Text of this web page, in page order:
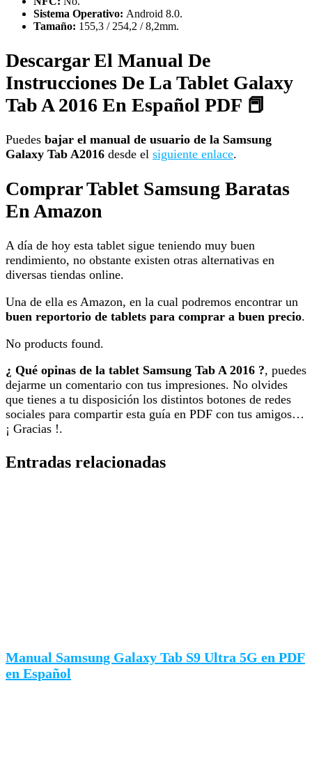
Sistema Operativo: Android 8.0.
Tamaño: 155,3 / 254,2 / 8,2mm.
Descargar El Manual De
Instrucciones De La Tablet Galaxy
Tab A 2016 En Español PDF 📕
Puedes bajar el manual de usuario de la Samsung
Galaxy Tab A2016 desde el siguiente enlace.
Comprar Tablet Samsung Baratas
En Amazon
A día de hoy esta tablet sigue teniendo muy buen
rendimiento, no obstante existen otras alternativas en
diversas tiendas online.
Una de ella es Amazon, en la cual podremos encontrar un
buen reportorio de tablets para comprar a buen precio.
No products found.
¿ Qué opinas de la tablet Samsung Tab A 2016 ?, puedes
dejarme un comentario con tus impresiones. No olvides
que tienes a tu disposición los distintos botones de redes
sociales para compartir esta guía en PDF con tus amigos…
¡ Gracias !.
Entradas relacionadas
Manual Samsung Galaxy Tab S9 Ultra 5G en PDF
en Español